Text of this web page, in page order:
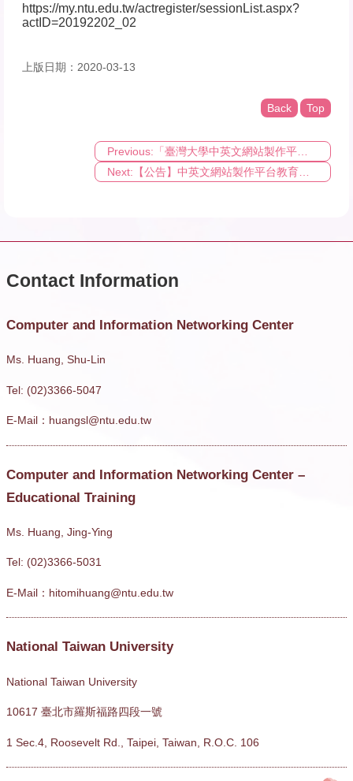
https://my.ntu.edu.tw/actregister/sessionList.aspx?
actID=20192202_02
上版日期：2020-03-13
Back Top
Previous:「臺灣大學中英文網站製作平台」平台操作基礎與進階教學課程 歡迎報名！
Next:【公告】中英文網站製作平台教育訓練因應嚴重特殊傳染性肺炎防疫措施說明
Computer and Information Networking Center
Ms. Huang, Shu-Lin
Tel: (02)3366-5047
E-Mail：huangsl@ntu.edu.tw
Computer and Information Networking Center –
Educational Training
Ms. Huang, Jing-Ying
Tel: (02)3366-5031
E-Mail：hitomihuang@ntu.edu.tw
National Taiwan University
National Taiwan University
10617 臺北市羅斯福路四段一號
1 Sec.4, Roosevelt Rd., Taipei, Taiwan, R.O.C. 106